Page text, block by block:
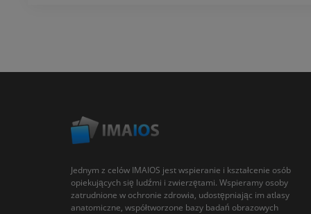
Jednym z celów IMAIOS jest wspieranie i kształcenie osób
opiekujących się ludźmi i zwierzętami. Wspieramy osoby
zatrudnione w ochronie zdrowia, udostępniając im atlasy
anatomiczne, współtworzone bazy badań obrazowych